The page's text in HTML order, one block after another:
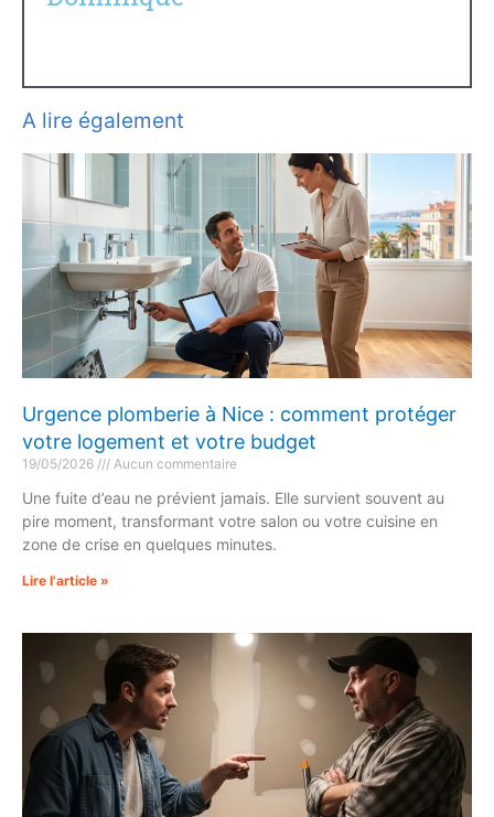
A lire également
Urgence plomberie à Nice : comment protéger
votre logement et votre budget
19/05/2026 Aucun commentaire
Une fuite d’eau ne prévient jamais. Elle survient souvent au
pire moment, transformant votre salon ou votre cuisine en
zone de crise en quelques minutes.
Lire l'article »